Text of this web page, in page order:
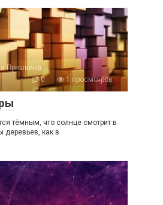
Пришвина
0
1 просмотров
тёмным, что солнце смотрит в
деревьев, как в